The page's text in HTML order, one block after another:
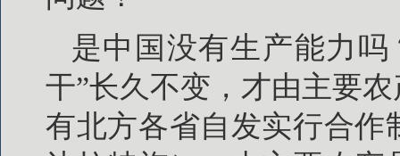
是中国没有生产能力
干”长久不变，才由主要
有北方各省自发实行合作